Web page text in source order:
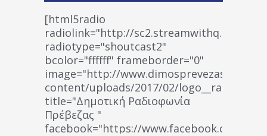
[html5radio
radiolink="http://
radiotype="shoutcast2"
bcolor="ffffff" frameborder="0"
image="http://www.dimosprevezas.gr/wp-
content/uploads/2017/02/
title="Δημοτική Ραδιοφωνία
Πρέβεζας "
facebook="https://www.facebook.com/